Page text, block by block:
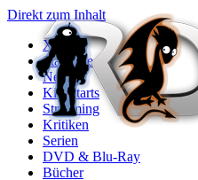
Direkt zum Inhalt
X
Startseite
News
Kinostarts
Streaming
Kritiken
Serien
DVD & Blu-Ray
Bücher